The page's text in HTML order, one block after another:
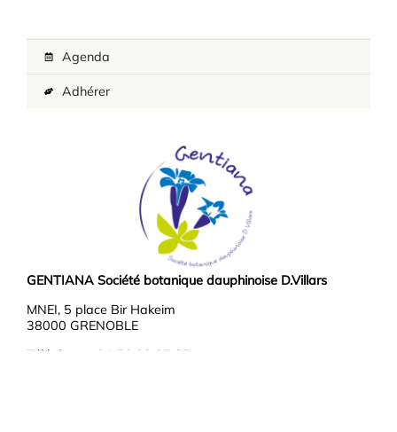
Agenda
Adhérer
GENTIANA Société botanique dauphinoise D.Villars
MNEI, 5 place Bir Hakeim
38000 GRENOBLE
Téléphone : 04 76 03 37 37